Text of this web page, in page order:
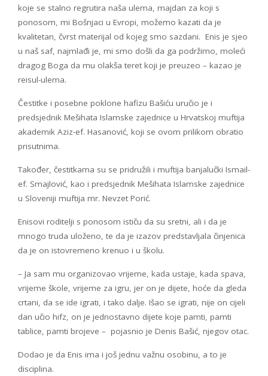
koje se stalno regrutira naša ulema, majdan za koji s
ponosom, mi Bošnjaci u Evropi, možemo kazati da je
kvalitetan, čvrst materijal od kojeg smo sazdani. Enis je sjeo
u naš saf, najmlađi je, mi smo došli da ga podržimo, moleći
dragog Boga da mu olakša teret koji je preuzeo – kazao je
reisul-ulema.
Čestitke i posebne poklone hafizu Bašiću uručio je i
predsjednik Mešihata Islamske zajednice u Hrvatskoj muftija
akademik Aziz-ef. Hasanović, koji se ovom prilikom obratio
prisutnima.
Također, čestitkama su se pridružili i muftija banjalučki Ismail-
ef. Smajlović, kao i predsjednik Mešihata Islamske zajednice
u Sloveniji muftija mr. Nevzet Porić.
Enisovi roditelji s ponosom ističu da su sretni, ali i da je
mnogo truda uloženo, te da je izazov predstavljala činjenica
da je on istovremeno krenuo i u školu.
– Ja sam mu organizovao vrijeme, kada ustaje, kada spava,
vrijeme škole, vrijeme za igru, jer on je dijete, hoće da gleda
crtani, da se ide igrati, i tako dalje. Išao se igrati, nije on cijeli
dan učio hifz, on je jednostavno dijete koje pamti, pamti
tablice, pamti brojeve – pojasnio je Denis Bašić, njegov otac.
Dodao je da Enis ima i još jednu važnu osobinu, a to je
disciplina.